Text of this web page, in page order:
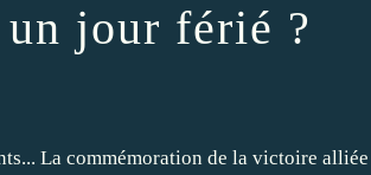
jour férié ?
La commémoration de la victoire alliée